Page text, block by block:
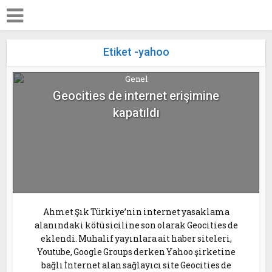
Etiket -yahoo
Genel
Geocities de internet erişimine
kapatıldı
Ahmet Şık Türkiye’nin internet yasaklama
alanındaki kötü siciline son olarak Geocities de
eklendi. Muhalif yayınlara ait haber siteleri,
Youtube, Google Groups derken Yahoo şirketine
bağlı İnternet alan sağlayıcı site Geocities de